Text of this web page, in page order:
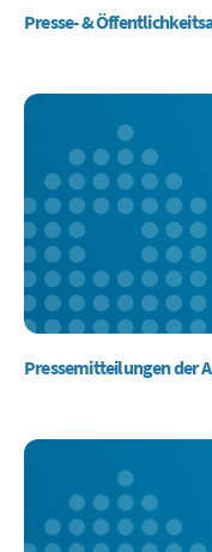
Presse- &
Pressemitteilungen der